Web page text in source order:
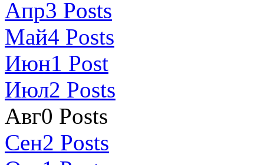
Апр3 Posts
Май4 Posts
Июн1 Post
Июл2 Posts
Авг0 Posts
Сен2 Posts